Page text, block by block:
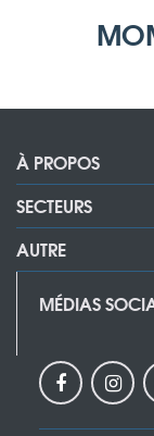
À PROPOS
SECTEURS
AUTRE
MÉDIAS